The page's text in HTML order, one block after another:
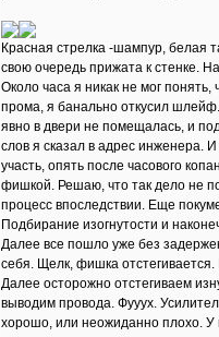
Красная стрелка -шампур, белая
свою очередь прижата к стенке.
Около часа я никак не мог понять,
прома, я банально откусил
явно в двери не помещалась, и
слов я сказал в адрес инженера.
участь, опять после часового
фишкой. Решаю, что так дело не
процесс впоследствии. Еще
Подбирание изогнутости и
Далее все пошло уже без
себя. Щелк, фишка
Далее осторожно отстегиваем
выводим провода. Фууух.
хорошо, или неожиданно плохо.